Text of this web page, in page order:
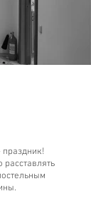
праздник!